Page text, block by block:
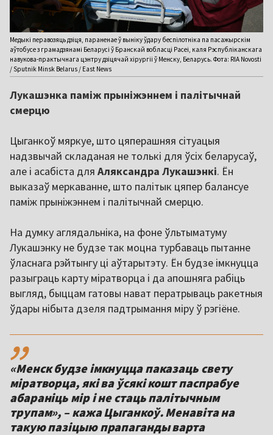
Медыкі перавозяць дзіця, параненае ў выніку ўдару беспілотніка па пасажырскім
аўтобусе з грамадзянамі Беларусі ў Бранскай вобласці Расеі, каля Рэспубліканскага
навукова-практычнага цэнтру дзіцячай хірургіі ў Менску, Беларусь. Фота: RIA Novosti
/ Sputnik Minsk Belarus / East News
Лукашэнка паміж прыніжэннем і палітычнай
смерцю
Цыганкоў мяркуе, што цяперашняя сітуацыя
надзвычай складаная не толькі для ўсіх беларусаў,
але і асабіста для Аляксандра Лукашэнкі. Ён
выказаў меркаванне, што палітык цяпер балансуе
паміж прыніжэннем і палітычнай смерцю.
На думку аглядальніка, на фоне ўльтыматуму
Лукашэнку не будзе так моцна турбаваць пытанне
ўласнага рэйтынгу ці аўтарытэту. Ён будзе імкнуцца
разыграць карту міратворца і да апошняга рабіць
выгляд, быццам гатовы нават ператрываць ракетныя
ўдары нібыта дзеля падтрымання міру ў рэгіёне.
,,
«Менск будзе імкнуцца паказаць свету
міратворца, які ва ўсякі кошт паспрабуе
абараніць мір і не стаць палітычным
трупам», – кажа Цыганкоў. Менавіта на
такую пазіцыю прапаганды варта